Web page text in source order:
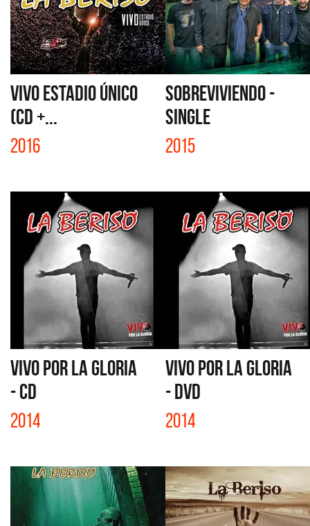
VIVO ESTADIO ÚNICO
(CD +...
2016
SOBREVIVIENDO -
SINGLE
2015
VIVO POR LA GLORIA
- CD
2014
VIVO POR LA GLORIA
- DVD
2014